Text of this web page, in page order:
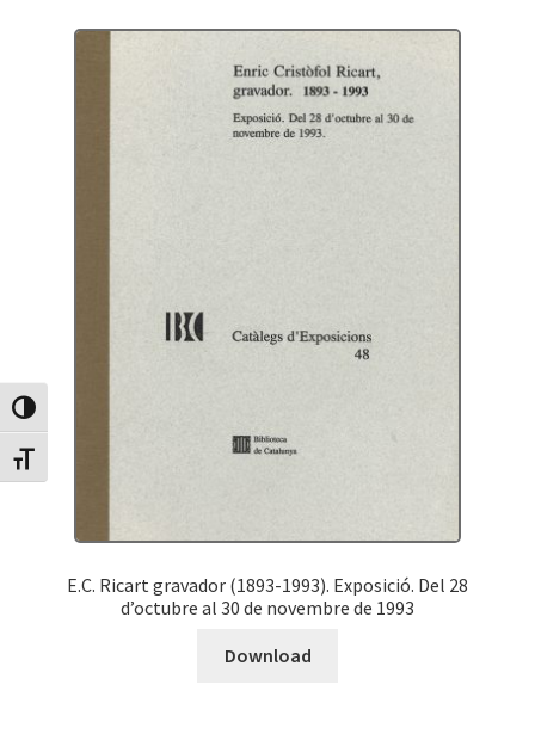
Canvia Alt Contrast
Canvia mida de lletra
E.C. Ricart gravador (1893-1993). Exposició. Del 28
d’octubre al 30 de novembre de 1993
Download